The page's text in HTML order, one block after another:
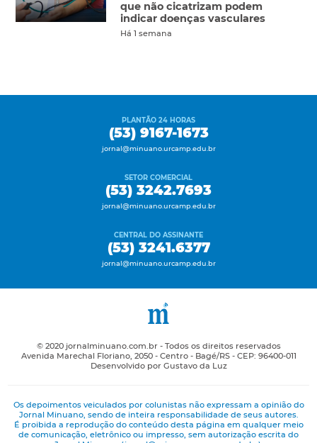
que não cicatrizam podem
indicar doenças vasculares
Há 1 semana
PLANTÃO 24 HORAS
(53) 9167-1673
jornal@minuano.urcamp.edu.br
SETOR COMERCIAL
(53) 3242.7693
jornal@minuano.urcamp.edu.br
CENTRAL DO ASSINANTE
(53) 3241.6377
jornal@minuano.urcamp.edu.br
© 2020 jornalminuano.com.br - Todos os direitos reservados
Avenida Marechal Floriano, 2050 - Centro - Bagé/RS - CEP: 96400-011
Desenvolvido por Gustavo da Luz
Os depoimentos veiculados por colunistas não expressam a opinião do
Jornal Minuano, sendo de inteira responsabilidade de seus autores.
É proibida a reprodução do conteúdo desta página em qualquer meio
de comunicação, eletrônico ou impresso, sem autorização escrita do